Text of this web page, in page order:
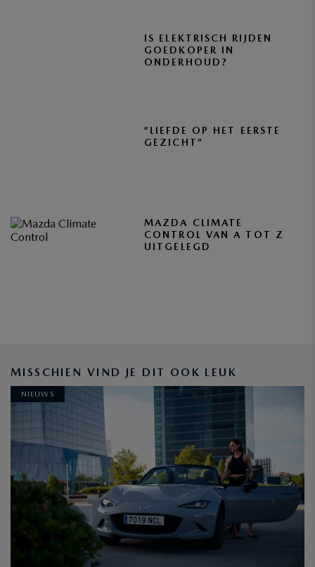
IS ELEKTRISCH RIJDEN
GOEDKOPER IN
ONDERHOUD?
“LIEFDE OP HET EERSTE
GEZICHT”
MAZDA CLIMATE
CONTROL VAN A TOT Z
UITGELEGD
INSCHRIJVEN
MISSCHIEN VIND JE DIT OOK LEUK
NIEUWS